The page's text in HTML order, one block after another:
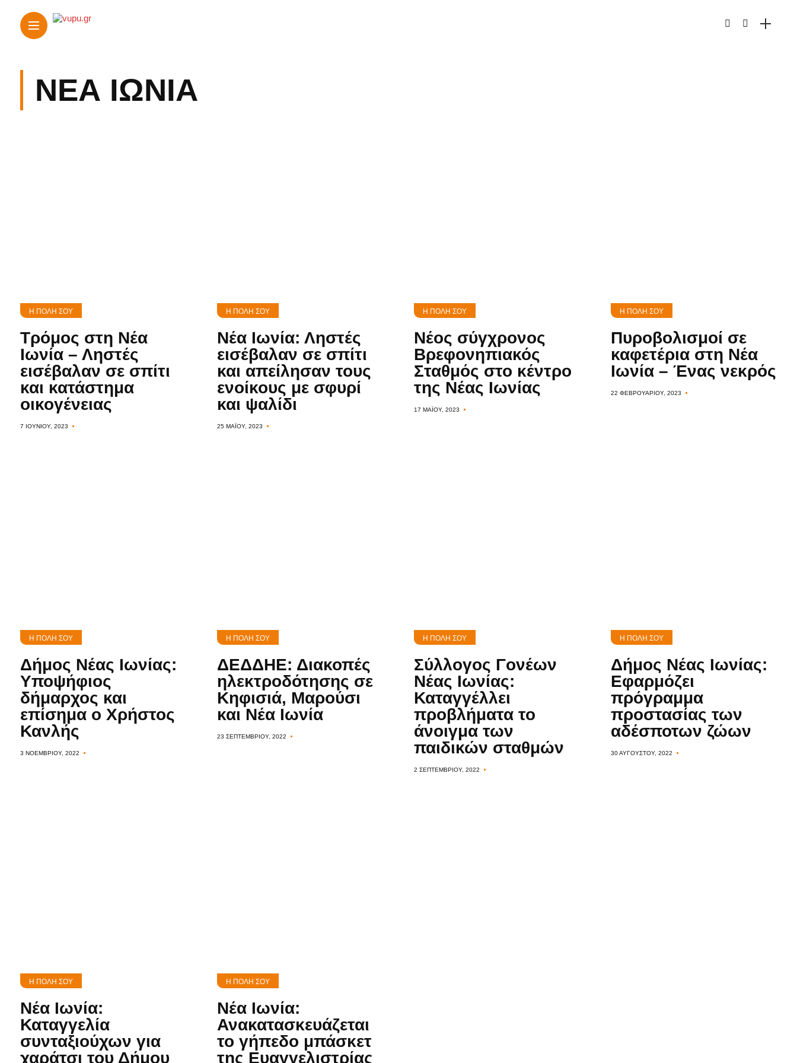
Αττικής
Σύλλογοι
Υγεία
&
Διατροφή
ΝΈΑ ΙΩΝΊΑ
Η ΠΌΛΗ ΣΟΥ
Τρόμος στη Νέα
Ιωνία – Ληστές
εισέβαλαν σε σπίτι
και κατάστημα
οικογένειας
7 ΙΟΥΝΊΟΥ, 2023
Η ΠΌΛΗ ΣΟΥ
Νέα Ιωνία: Ληστές
εισέβαλαν σε σπίτι
και απείλησαν τους
ενοίκους με σφυρί
και ψαλίδι
25 ΜΑΪ́ΟΥ, 2023
Η ΠΌΛΗ ΣΟΥ
Νέος σύγχρονος
Βρεφονηπιακός
Σταθμός στο κέντρο
της Νέας Ιωνίας
17 ΜΑΪ́ΟΥ, 2023
Η ΠΌΛΗ ΣΟΥ
Πυροβολισμοί σε
καφετέρια στη Νέα
Ιωνία – Ένας νεκρός
22 ΦΕΒΡΟΥΑΡΊΟΥ, 2023
Η ΠΌΛΗ ΣΟΥ
Δήμος Νέας Ιωνίας:
Υποψήφιος
δήμαρχος και
επίσημα ο Χρήστος
Κανλής
3 ΝΟΕΜΒΡΊΟΥ, 2022
Η ΠΌΛΗ ΣΟΥ
ΔΕΔΔΗΕ: Διακοπές
ηλεκτροδότησης σε
Κηφισιά, Μαρούσι
και Νέα Ιωνία
23 ΣΕΠΤΕΜΒΡΊΟΥ, 2022
Η ΠΌΛΗ ΣΟΥ
Σύλλογος Γονέων
Νέας Ιωνίας:
Καταγγέλλει
προβλήματα το
άνοιγμα των
παιδικών σταθμών
2 ΣΕΠΤΕΜΒΡΊΟΥ, 2022
Η ΠΌΛΗ ΣΟΥ
Δήμος Νέας Ιωνίας:
Εφαρμόζει
πρόγραμμα
προστασίας των
αδέσποτων ζώων
30 ΑΥΓΟΎΣΤΟΥ, 2022
Η ΠΌΛΗ ΣΟΥ
Νέα Ιωνία:
Καταγγελία
συνταξιούχων για
χαράτσι του Δήμου
Η ΠΌΛΗ ΣΟΥ
Νέα Ιωνία:
Ανακατασκευάζεται
το γήπεδο μπάσκετ
της Ευαγγελιστρίας